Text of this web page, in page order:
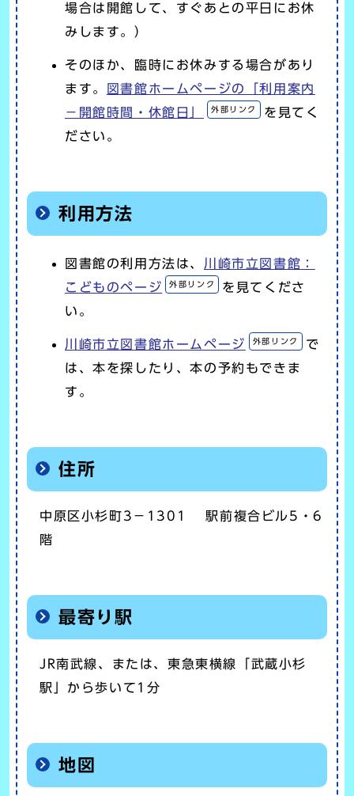
場合は開館して、すぐあとの平日にお休
みします。）
そのほか、臨時にお休みする場合があり
ます。
図書館ホームページの「利用案内
－開館時間・休館日」
外部リンク
を見てく
ださい。
利用方法
図書館の利用方法は、 川崎市立図書館：
こどものページ
外部リンク
を見てくださ
い。
川崎市立図書館ホームページ 外部リンク
で
は、本を探したり、本の予約もできま
す。
住所
中原区小杉町3－1301 駅前複合ビル5・6
階
最寄り駅
JR南武線、または、東急東横線「武蔵小杉
駅」から歩いて1分
地図